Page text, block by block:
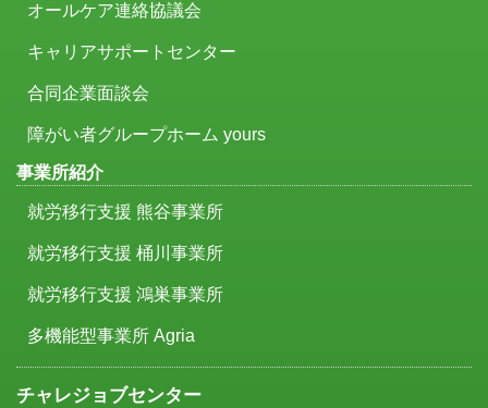
オールケア連絡協議会
キャリアサポートセンター
合同企業面談会
障がい者グループホーム yours
事業所紹介
就労移行支援 熊谷事業所
就労移行支援 桶川事業所
就労移行支援 鴻巣事業所
多機能型事業所 Agria
チャレジョブセンター